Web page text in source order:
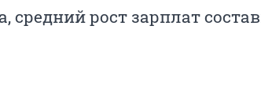
рост зарплат